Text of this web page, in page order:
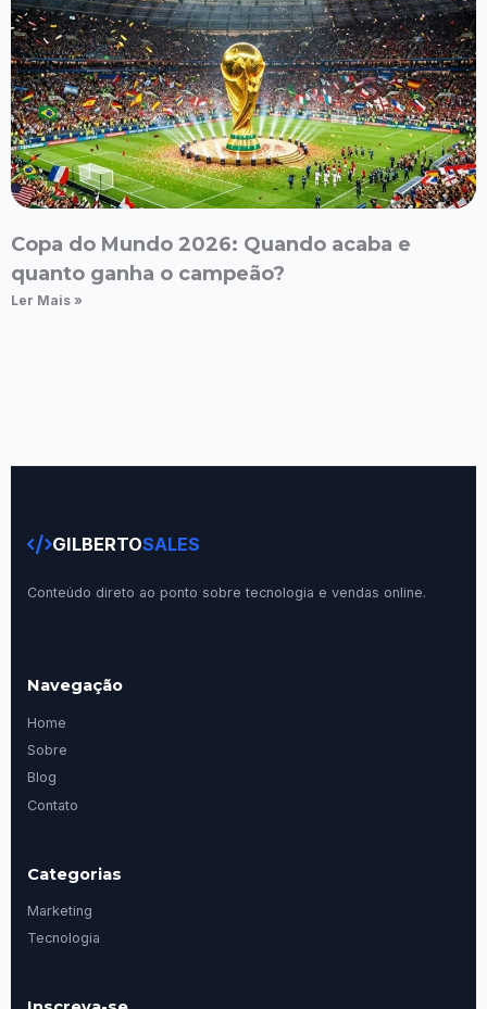
Copa do Mundo 2026: Quando acaba e
quanto ganha o campeão?
Ler Mais »
GILBERTOSALES
Conteúdo direto ao ponto sobre tecnologia e vendas online.
Navegação
Home
Sobre
Blog
Contato
Categorias
Marketing
Tecnologia